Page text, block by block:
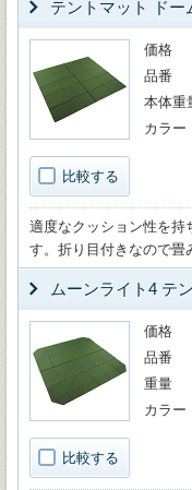
テントマット ドー
比較する
価格
品番
本体重
カラー
適度なクッション性を持
す。折り目付きなので畳
ムーンライト4 テ
比較する
価格
品番
重量
カラー